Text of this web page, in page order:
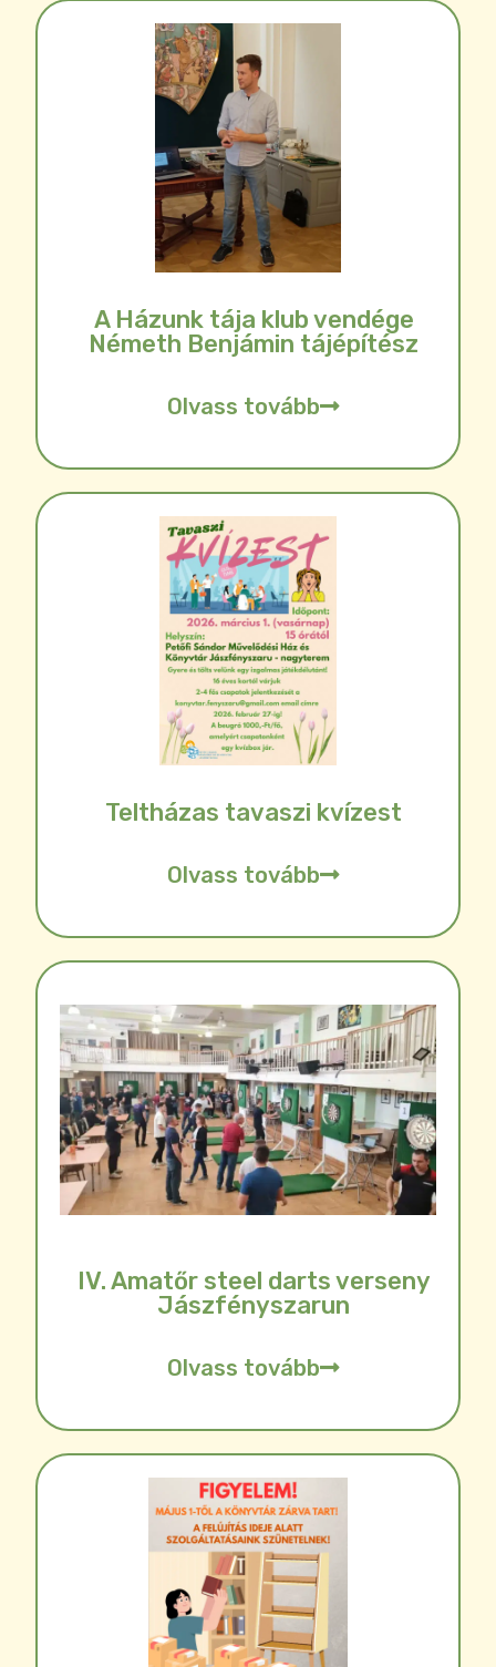
A Házunk tája klub vendége
Németh Benjámin tájépítész
Olvass tovább
Teltházas tavaszi kvízest
Olvass tovább
IV. Amatőr steel darts verseny
Jászfényszarun
Olvass tovább